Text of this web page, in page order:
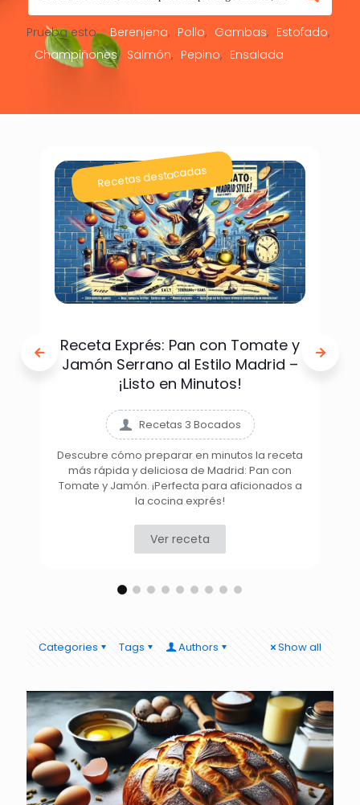
Prueba esto: Berenjena Pollo Gambas
Estofado
Champiñones
Salmón Pepino Ensalada
Recetas destacadas
Receta Exprés: Pan con Tomate y
Jamón Serrano al Estilo Madrid –
¡Listo en Minutos!
Recetas 3 Bocados
Descubre cómo preparar en minutos la receta
más rápida y deliciosa de Madrid: Pan con
Tomate y Jamón. ¡Perfecta para aficionados a
la cocina exprés!
Ver receta
Categories Tags Authors Show all